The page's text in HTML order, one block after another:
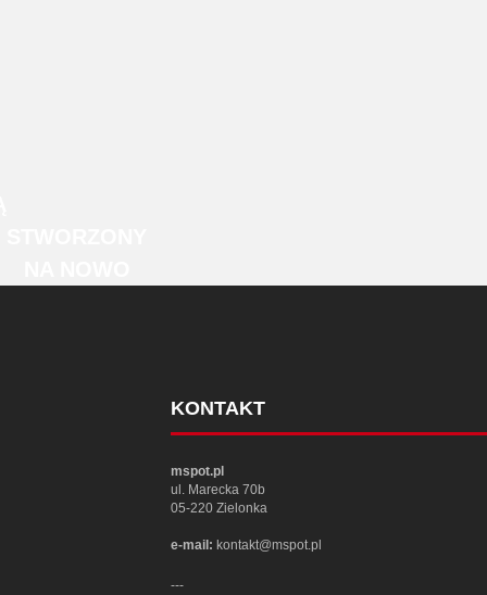
KONTAKT
mspot.pl
ul. Marecka 70b
05-220 Zielonka
e-mail: kontakt@mspot.pl
---